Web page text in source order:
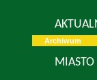
Archiwum